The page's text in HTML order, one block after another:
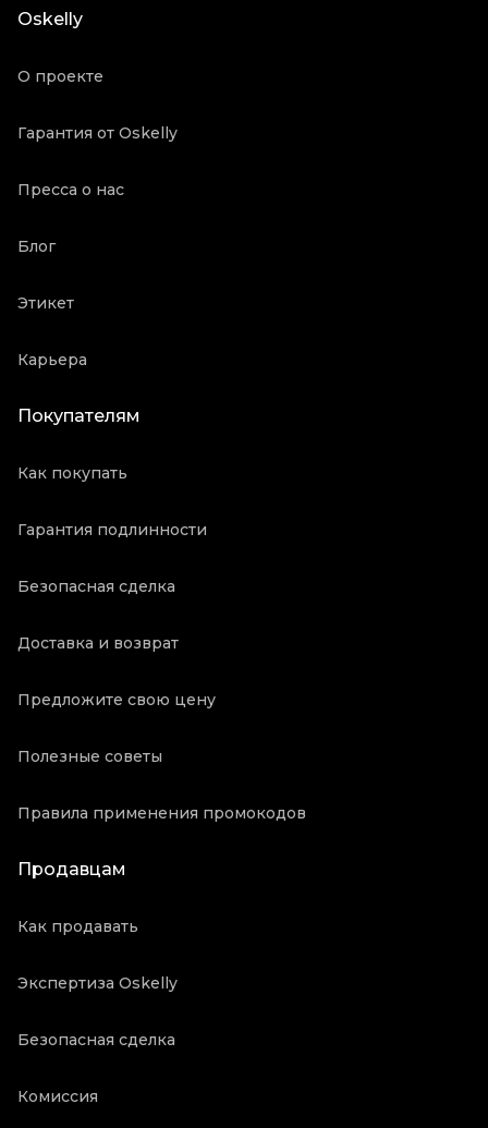
Продавец
Oskelly
О проекте
Гарантия от Oskelly
Пресса о нас
Блог
Этикет
Карьера
Покупателям
Как покупать
Гарантия подлинности
Безопасная сделка
Доставка и возврат
Предложите свою цену
Полезные советы
Правила применения промокодов
Продавцам
Как продавать
Экспертиза Oskelly
Безопасная сделка
Комиссия